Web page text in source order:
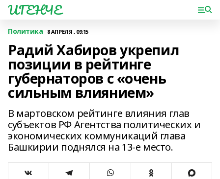
ИГЕНЧЕ
Политика 8 АПРЕЛЯ , 09:15
Радий Хабиров укрепил
позиции в рейтинге
губернаторов с «очень
сильным влиянием»
В мартовском рейтинге влияния глав
субъектов РФ Агентства политических и
экономических коммуникаций глава
Башкирии поднялся на 13-е место.